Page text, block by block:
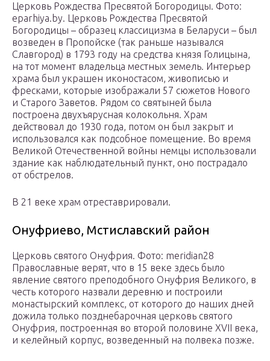
Церковь Рождества Пресвятой Богородицы. Фото:
eparhiya.by. Церковь Рождества Пресвятой
Богородицы – образец классицизма в Беларуси – был
возведен в Пропойске (так раньше назывался
Славгород) в 1793 году на средства князя Голицына,
на тот момент владельца местных земель. Интерьер
храма был украшен иконостасом, живописью и
фресками, которые изображали 57 сюжетов Нового
и Старого Заветов. Рядом со святыней была
построена двухъярусная колокольня. Храм
действовал до 1930 года, потом он был закрыт и
использовался как подсобное помещение. Во время
Великой Отечественной войны немцы использовали
здание как наблюдательный пункт, оно пострадало
от обстрелов.
В 21 веке храм отреставрировали.
Онуфриево, Мстиславский район
Церковь святого Онуфрия. Фото: meridian28
Православные верят, что в 15 веке здесь было
явление святого преподобного Онуфрия Великого, в
честь которого назвали деревню и построили
монастырский комплекс, от которого до наших дней
дожила только позднебарочная церковь святого
Онуфрия, построенная во второй половине XVII века,
и келейный корпус, возведенный на полвека позже.